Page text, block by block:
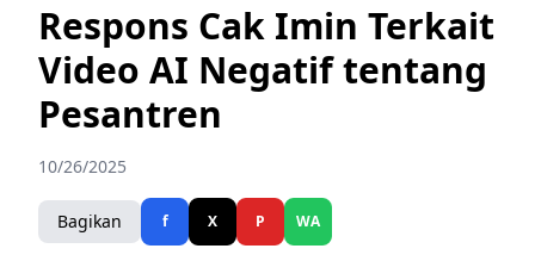
Respons Cak Imin Terkait
Video AI Negatif tentang
Pesantren
10/26/2025
Bagikan f X P WA